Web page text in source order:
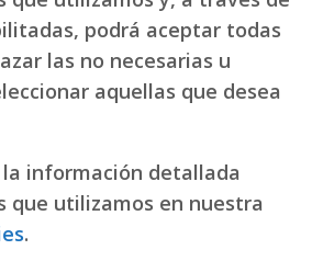
podrá aceptar todas
las no necesarias u
aquellas que desea
información detallada
que utilizamos en nuestra
.